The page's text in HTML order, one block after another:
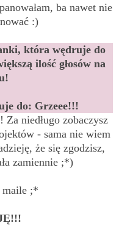
ba nawet nie
:)
która wędruje do
ilość głosów na
do: Grzeee!!!
Za niedługo zobaczysz
- sama nie wiem
że się zgodzisz,
zamiennie ;*)
maile ;*